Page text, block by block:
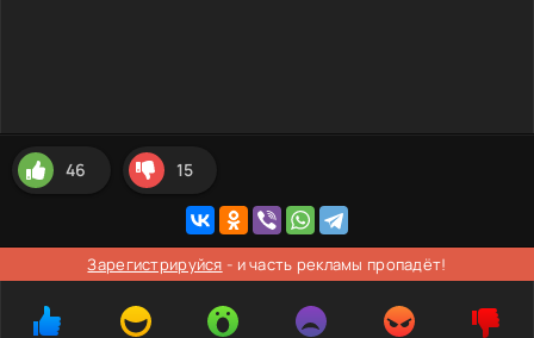
46 15
Зарегистрируйся - и часть рекламы пропадёт!